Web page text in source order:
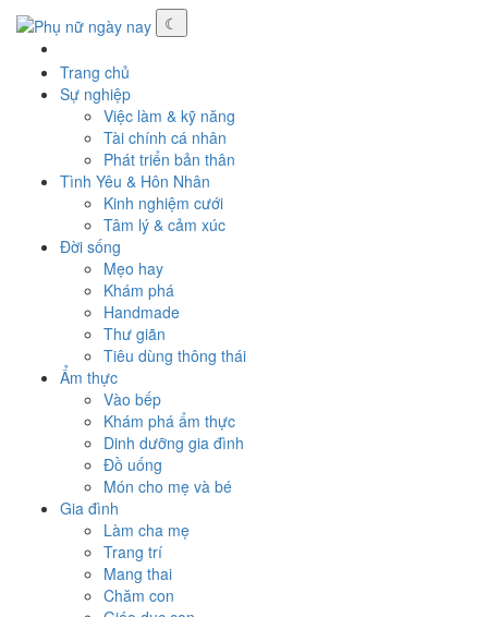
☾
Trang chủ
Sự nghiệp
Việc làm & kỹ năng
Tài chính cá nhân
Phát triển bản thân
Tình Yêu & Hôn Nhân
Kinh nghiệm cưới
Tâm lý & cảm xúc
Đời sống
Mẹo hay
Khám phá
Handmade
Thư giãn
Tiêu dùng thông thái
Ẩm thực
Vào bếp
Khám phá ẩm thực
Dinh dưỡng gia đình
Đồ uống
Món cho mẹ và bé
Gia đình
Làm cha mẹ
Trang trí
Mang thai
Chăm con